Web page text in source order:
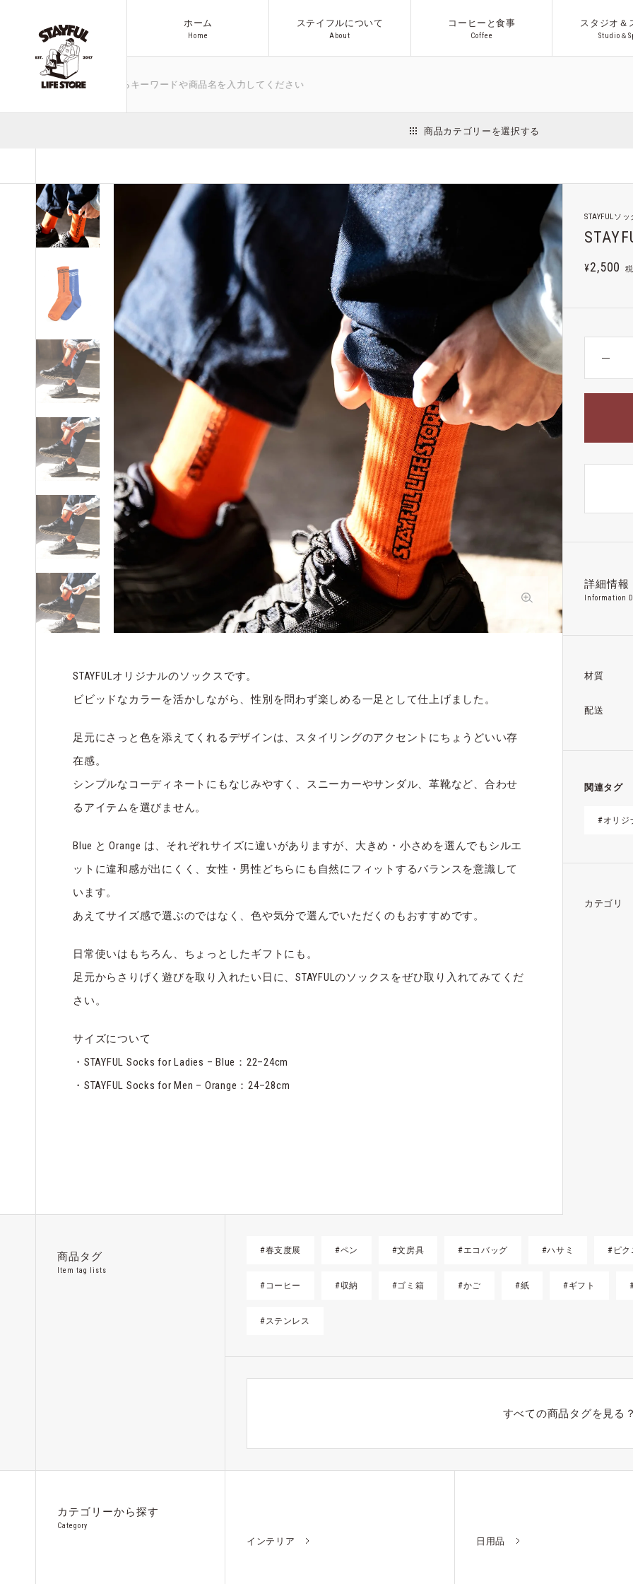
ホーム
Home
ステイフルについて
A bout
コーヒーと食事
Coffee
スタジオ＆
Studio ＆S
箱など、気になるキーワードや商品名を入力してください ア
All Items
日用品
アウトドア ファッション アクセサリー Co.プロ
その他 ギフト
商品カテゴリーを選択する
STAYFULソ
¥2,500
詳細情報
Information
材質
配送
関連タグ
#オリジ
カテゴリ
STAYFULオリジナルのソックスです。
ビビッドなカラーを活かしながら、性別を問わず楽しめる一足として仕上げました。
足元にさっと色を添えてくれるデザインは、スタイリングのアクセントにちょうどいい存
在感。
シンプルなコーディネートにもなじみやすく、スニーカーやサンダル、革靴など、合わせ
るアイテムを選びません。
Blue と Orange は、それぞれサイズに違いがありますが、大きめ・小さめを選んでもシルエ
ットに違和感が出にくく、女性・男性どちらにも自然にフィットするバランスを意識して
います。
あえてサイズ感で選ぶのではなく、色や気分で選んでいただくのもおすすめです。
日常使いはもちろん、ちょっとしたギフトにも。
足元からさりげく遊びを取り入れたい日に、STAYFULのソックスをぜひ取り入れてみてくだ
さい。
サイズについて
・STAYFUL Socks for Ladies – Blue：22–24cm
・STAYFUL Socks for Men – Orange：24–28cm
商品タグ
Item tag lists
#春支度展 #ペン #文房具 #エコバッグ #ハサミ #ピク
#コーヒー #収納 #ゴミ箱 #かご #紙 #ギフト
#ステンレス
すべての商品タグを見る？
カテゴリーから探す
Category
インテリア 日用品